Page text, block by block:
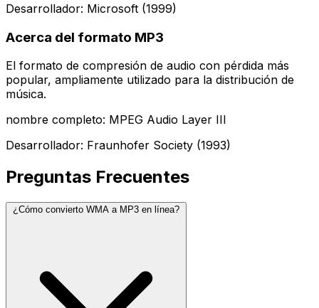
Desarrollador: Microsoft (1999)
Acerca del formato MP3
El formato de compresión de audio con pérdida más
popular, ampliamente utilizado para la distribución de
música.
nombre completo: MPEG Audio Layer III
Desarrollador: Fraunhofer Society (1993)
Preguntas Frecuentes
¿Cómo convierto WMA a MP3 en línea?